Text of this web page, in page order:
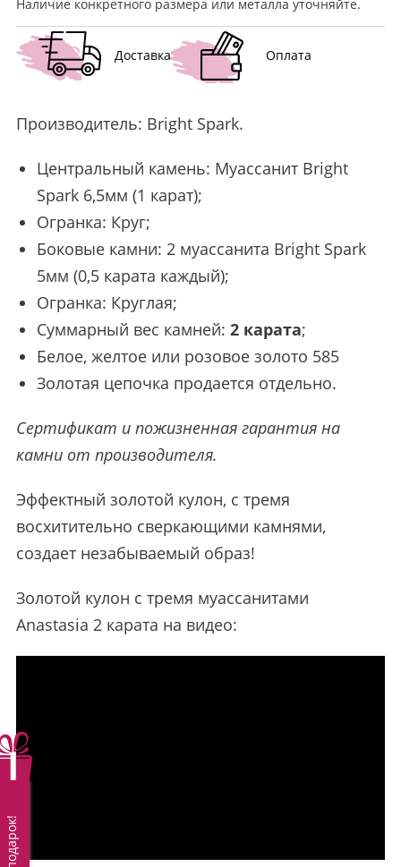
Наличие конкретного размера или металла уточняйте.
Доставка Оплата
Производитель: Bright Spark.
Центральный камень: Муассанит Bright
Spark 6,5мм (1 карат);
Огранка: Круг;
Боковые камни: 2 муассанита Bright Spark
5мм (0,5 карата каждый);
Огранка: Круглая;
Суммарный вес камней: 2 карата;
Белое, желтое или розовое золото 585
Золотая цепочка продается отдельно.
Сертификат и пожизненная гарантия на
камни от производителя.
Эффектный золотой кулон, с тремя
восхитительно сверкающими камнями,
создает незабываемый образ!
Золотой кулон с тремя муассанитами
Anastasia 2 карата на видео: